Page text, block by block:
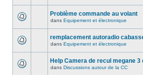
Problème commande au volant
dans Equipement et électronique
remplacement autoradio
dans Equipement et électronique
Help Camera de recul megane 3
dans Discussions autour de la CC